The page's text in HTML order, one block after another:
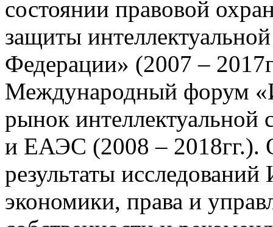
состоянии правовой
защиты
Федерации» (2007 –
Международный форум
рынок
и ЕАЭС (2008 – 2018гг.).
результаты
экономики, права и